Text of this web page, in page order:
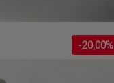
-20,00%